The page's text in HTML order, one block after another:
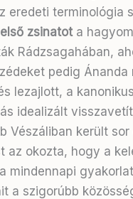
eredeti terminológia
első zsinatota
Rádzsagahában,
pedig
lezajlott, a
idealizált
Vészáliban került
az okozta, hogy a
mindennapi
a szigorúbb